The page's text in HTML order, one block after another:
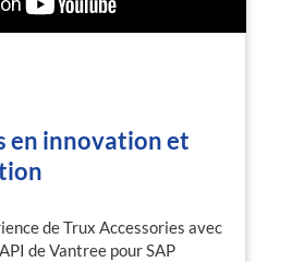
en innovation et
de Trux Accessories avec
de Vantree pour SAP